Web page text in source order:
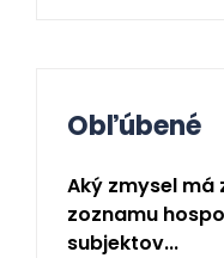
Obľúbené
Aký zmysel má
zoznamu
subjektov...